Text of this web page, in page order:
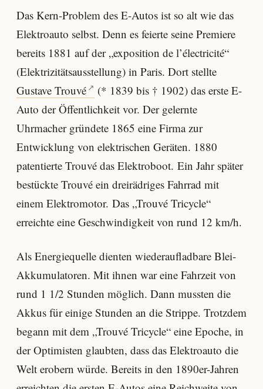
Das Kern-Problem des E-Autos ist so alt wie das
Elektroauto selbst. Denn es feierte seine Premiere
bereits 1881 auf der „exposition de l’électricité“
(Elektrizitätsausstellung) in Paris. Dort stellte
Gustave Trouvé
(* 1839 bis † 1902) das erste E-
Auto der Öffentlichkeit vor. Der gelernte
Uhrmacher gründete 1865 eine Firma zur
Entwicklung von elektrischen Geräten. 1880
patentierte Trouvé das Elektroboot. Ein Jahr später
bestückte Trouvé ein dreirädriges Fahrrad mit
einem Elektromotor. Das „Trouvé Tricycle“
erreichte eine Geschwindigkeit von rund 12 km/h.
Als Energiequelle dienten wiederaufladbare Blei-
Akkumulatoren. Mit ihnen war eine Fahrzeit von
rund 1 1/2 Stunden möglich. Dann mussten die
Akkus für einige Stunden an die Strippe. Trotzdem
begann mit dem „Trouvé Tricycle“ eine Epoche, in
der Optimisten glaubten, dass das Elektroauto die
Welt erobern würde. Bereits in den 1890er-Jahren